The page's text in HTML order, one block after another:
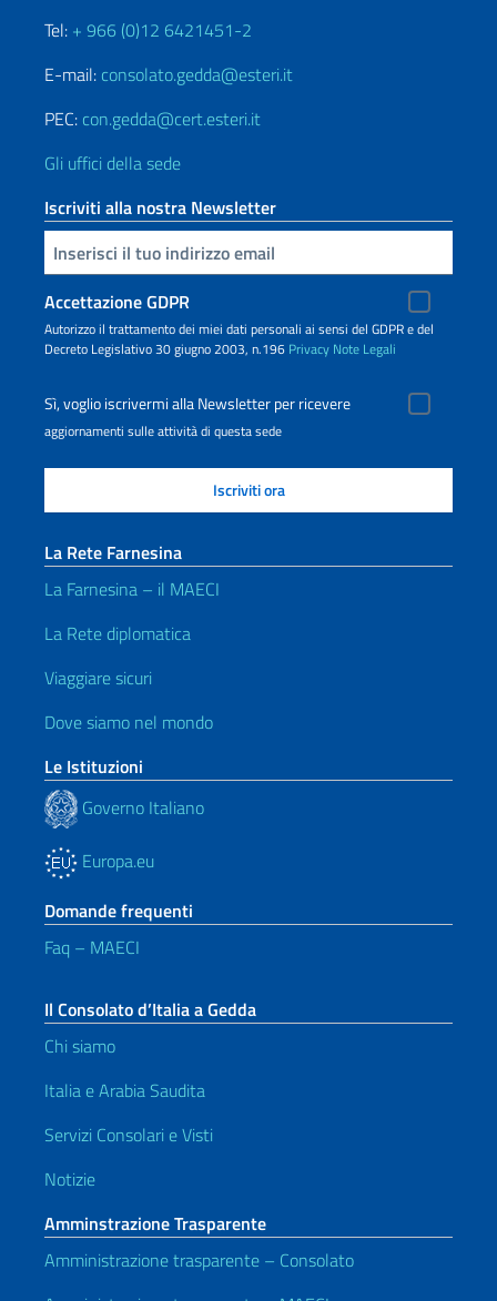
Tel: + 966 (0)12 6421451-2
E-mail: consolato.gedda@esteri.it
PEC: con.gedda@cert.esteri.it
Gli uffici della sede
Iscriviti alla nostra Newsletter
Inserisci la tua email
Accettazione GDPR
Autorizzo il trattamento dei miei dati personali ai sensi del GDPR e del
Decreto Legislativo 30 giugno 2003, n.196 Privacy Note Legali
Sì, voglio iscrivermi alla Newsletter per ricevere
aggiornamenti sulle attività di questa sede
La Rete Farnesina
La Farnesina – il MAECI
La Rete diplomatica
Viaggiare sicuri
Dove siamo nel mondo
Le Istituzioni
Governo Italiano
Europa.eu
Domande frequenti
Faq – MAECI
Il Consolato d’Italia a Gedda
Chi siamo
Italia e Arabia Saudita
Servizi Consolari e Visti
Notizie
Amminstrazione Trasparente
Amministrazione trasparente – Consolato